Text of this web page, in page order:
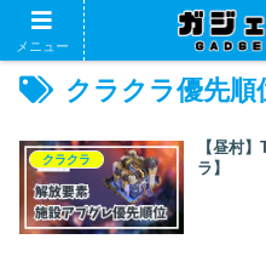
クラクラ優先順
クラクラ
【昼村
ラ】
メニュー